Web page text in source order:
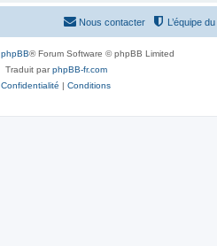
L’équipe
Nous contacter
phpBB® Forum Software © phpBB Limited
Traduit parphpBB-fr.com
Confidentialité | Conditions